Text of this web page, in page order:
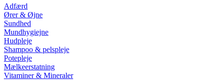
Adfærd
Ører & Øjne
Sundhed
Mundhygiejne
Hudpleje
Shampoo & pelspleje
Potepleje
Mælkeerstatning
Vitaminer & Mineraler